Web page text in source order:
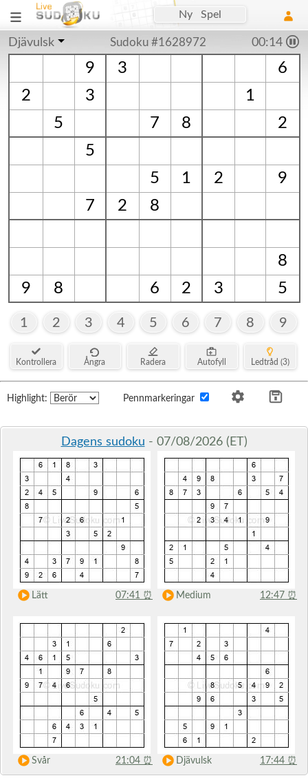
Ny Spel
Djävulsk Sudoku #1628972 00:15
9 3
6
2
3
1
5
7 8
2
5
5
1 2
9
7
2 8
8
9
8 6 2 3 5
1 2 3 4 5 6 7 8 9
Kontrollera Ångra Radera Autofyll Ledtråd (3)
Highlight: Pennmarkeringar
Dagens sudoku - 07/08/2026 (ET)
Lätt 07:41 ⏰ Medium 12:47 ⏰
Svår 21:04 ⏰ Djävulsk 17:44 ⏰